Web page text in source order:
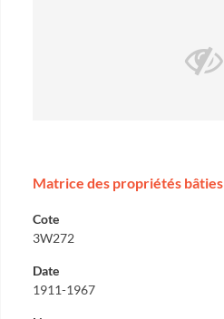
Matrice des propriétés bâties
Cote
3W272
Date
1911-1967